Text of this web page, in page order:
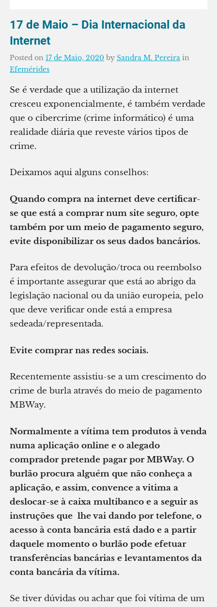
17 de Maio – Dia Internacional da
Internet
Posted on 17 de Maio, 2020 by Sandra M. Pereira in
Efemérides
Se é verdade que a utilização da internet
cresceu exponencialmente, é também verdade
que o cibercrime (crime informático) é uma
realidade diária que reveste vários tipos de
crime.
Deixamos aqui alguns conselhos:
Quando compra na internet deve certificar-
se que está a comprar num site seguro, opte
também por um meio de pagamento seguro,
evite disponibilizar os seus dados bancários.
Para efeitos de devolução/troca ou reembolso
é importante assegurar que está ao abrigo da
legislação nacional ou da união europeia, pelo
que deve verificar onde está a empresa
sedeada/representada.
Evite comprar nas redes sociais.
Recentemente assistiu-se a um crescimento do
crime de burla através do meio de pagamento
MBWay.
Normalmente a vítima tem produtos à venda
numa aplicação online e o alegado
comprador pretende pagar por MBWay. O
burlão procura alguém que não conheça a
aplicação, e assim, convence a vitima a
deslocar-se à caixa multibanco e a seguir as
instruções que lhe vai dando por telefone, o
acesso à conta bancária está dado e a partir
daquele momento o burlão pode efetuar
transferências bancárias e levantamentos da
conta bancária da vítima.
Se tiver dúvidas ou achar que foi vítima de um